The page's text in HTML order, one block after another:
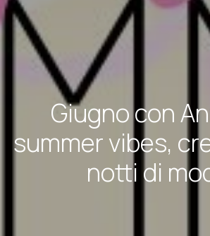
Giugno con
summer vibes,
notti di